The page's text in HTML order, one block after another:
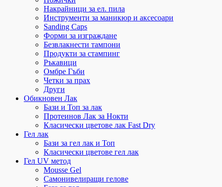
Накрайници за ел. пила
Инструменти за маникюр и аксесоари
Sanding Caps
Форми за изграждане
Безвлакнести тампони
Продукти за стампинг
Ръкавици
Омбре Гъби
Четки за прах
Други
Обикновен Лак
Бази и Топ за лак
Протеинов Лак за Нокти
Класически цветове лак Fast Dry
Гел лак
Бази за гел лак и Топ
Класически цветове гел лак
Гел UV метод
Mousse Gel
Самонивелиращи гелове